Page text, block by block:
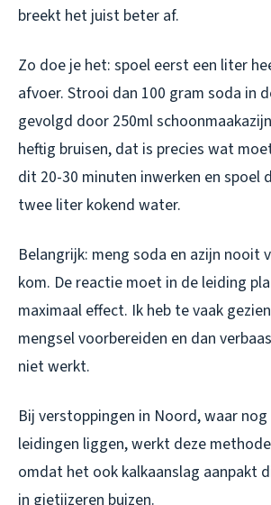
breekt het juist beter af.
Zo doe je het: spoel eerst een liter
afvoer. Strooi dan 100 gram soda in
gevolgd door 250ml
heftig bruisen, dat is precies wat
dit 20-30 minuten inwerken en spoel
twee liter kokend water.
Belangrijk: meng soda en azijn nooit
kom. De reactie moet in de leiding
maximaal effect. Ik heb te vaak
mengsel voorbereiden en dan
niet werkt.
Bij verstoppingen in Noord, waar
leidingen liggen, werkt deze
omdat het ook kalkaanslag aanpakt
in gietijzeren buizen.